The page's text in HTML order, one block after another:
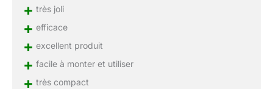
+ très joli
+ efficace
+ excellent produit
+ facile à monter et utiliser
+ très compact